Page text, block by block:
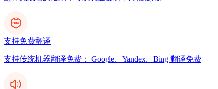
支持免费翻译
支持传统机器翻译免费： Google、Yandex、Bing 翻译免费